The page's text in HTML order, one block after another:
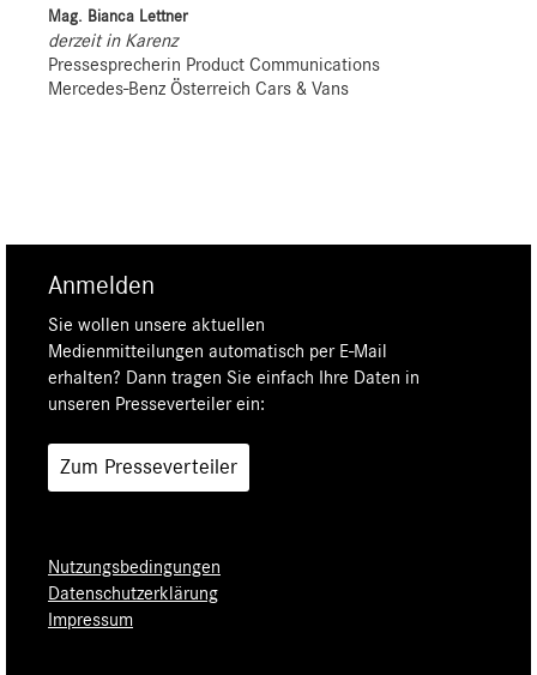
Mag. Bianca Lettner
derzeit in Karenz
Pressesprecherin Product Communications
Mercedes-Benz Österreich Cars & Vans
Anmelden
Sie wollen unsere aktuellen
Medienmitteilungen automatisch per E-Mail
erhalten? Dann tragen Sie einfach Ihre Daten in
unseren Presseverteiler ein:
Zum Presseverteiler
Nutzungsbedingungen
Datenschutzerklärung
Impressum